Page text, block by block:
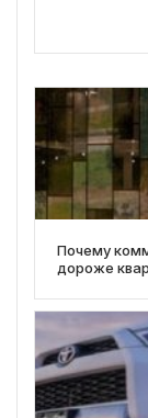
Почему
дороже